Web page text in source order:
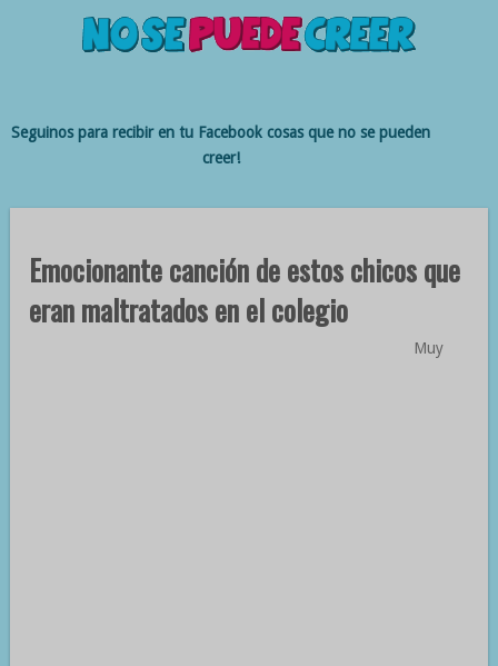
Seguinos para recibir en tu Facebook cosas que no se pueden
creer!
Emocionante canción de estos chicos que
eran maltratados en el colegio
Muy